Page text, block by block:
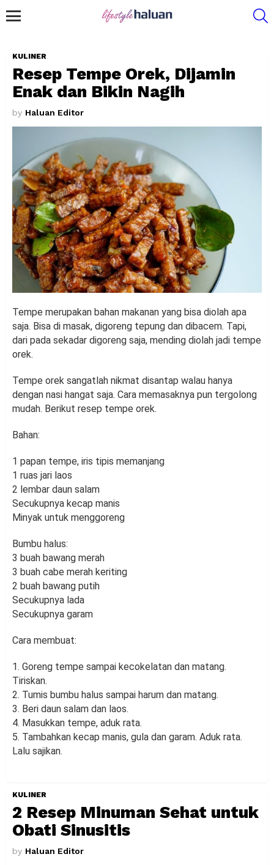
KULINER
Resep Tempe Orek, Dijamin
Enak dan Bikin Nagih
by Haluan Editor
Tempe merupakan bahan makanan yang bisa diolah apa
saja. Bisa di masak, digoreng tepung dan dibacem. Tapi,
dari pada sekadar digoreng saja, mending diolah jadi tempe
orek.
Tempe orek sangatlah nikmat disantap walau hanya
dengan nasi hangat saja. Cara memasaknya pun tergolong
mudah. Berikut resep tempe orek.
Bahan:
1 papan tempe, iris tipis memanjang
1 ruas jari laos
2 lembar daun salam
Secukupnya kecap manis
Minyak untuk menggoreng
Bumbu halus:
3 buah bawang merah
3 buah cabe merah keriting
2 buah bawang putih
Secukupnya lada
Secukupnya garam
Cara membuat:
1. Goreng tempe sampai kecokelatan dan matang.
Tiriskan.
2. Tumis bumbu halus sampai harum dan matang.
3. Beri daun salam dan laos.
4. Masukkan tempe, aduk rata.
5. Tambahkan kecap manis, gula dan garam. Aduk rata.
Lalu sajikan.
KULINER
2 Resep Minuman Sehat untuk
Obati Sinusitis
by Haluan Editor